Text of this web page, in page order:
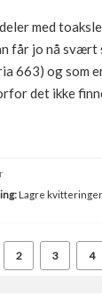
med
får jo nå
663) og som
det ikke
Lagre
2 3 4